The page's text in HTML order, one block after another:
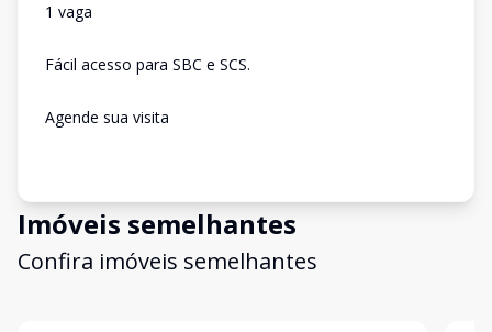
1 vaga
Fácil acesso para SBC e SCS.
Agende sua visita
Imóveis semelhantes
Confira imóveis semelhantes